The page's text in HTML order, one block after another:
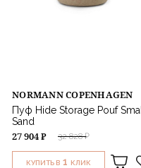
NORMANN COPENHAGEN
Пуф Hide Storage Pouf Small
Sand
32 828 ₽
27 904 ₽
КУПИТЬ В 1 КЛИК